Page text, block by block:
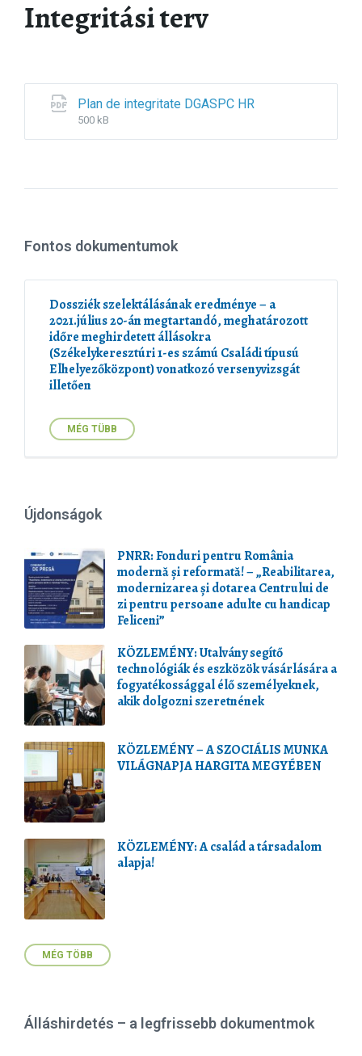
Integritási terv
Plan de integritate DGASPC HR
:
p
f
500 kB
Fontos dokumentumok
Dossziék szelektálásának eredménye – a
2021.július 20-án megtartandó, meghatározott
időre meghirdetett állásokra
(Székelykeresztúri 1-es számú Családi típusú
Elhelyezőközpont) vonatkozó versenyvizsgát
illetően
MÉG TÜBB
Újdonságok
PNRR: Fonduri pentru România
modernă și reformată! – „Reabilitarea,
modernizarea și dotarea Centrului de
zi pentru persoane adulte cu handicap
Feliceni”
KÖZLEMÉNY: Utalvány segítő
technológiák és eszközök vásárlására a
fogyatékossággal élő személyeknek,
akik dolgozni szeretnének
KÖZLEMÉNY – A SZOCIÁLIS MUNKA
VILÁGNAPJA HARGITA MEGYÉBEN
KÖZLEMÉNY: A család a társadalom
alapja!
MÉG TÖBB
Álláshirdetés – a legfrissebb dokumentmok